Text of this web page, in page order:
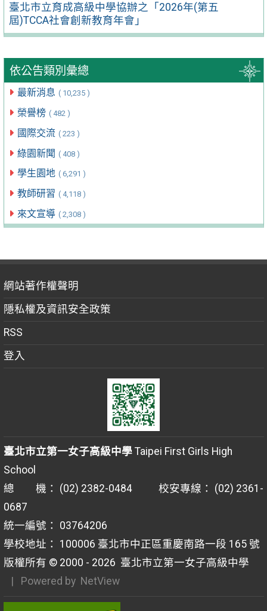
臺北市立育成高級中學協辦之「2026年(第五
屆)TCCA社會創新教育年會」
依公告類別彙總
最新消息 ( 10,235 )
榮譽榜 ( 482 )
國際交流 ( 223 )
綠園新聞 ( 408 )
學生園地 ( 6,291 )
教師研習 ( 4,118 )
來文宣導 ( 2,308 )
網站著作權聲明
隱私權及資訊安全政策
RSS
登入
臺北市立第一女子高級中學Taipei First Girls High
School
總 機： (02) 2382-0484 校安專線： (02) 2361-
0687
統一編號： 03764206
學校地址： 100006 臺北市中正區重慶南路一段 165 號
版權所有 © 2000 - 2026 臺北市立第一女子高級中學
| Powered by NetView